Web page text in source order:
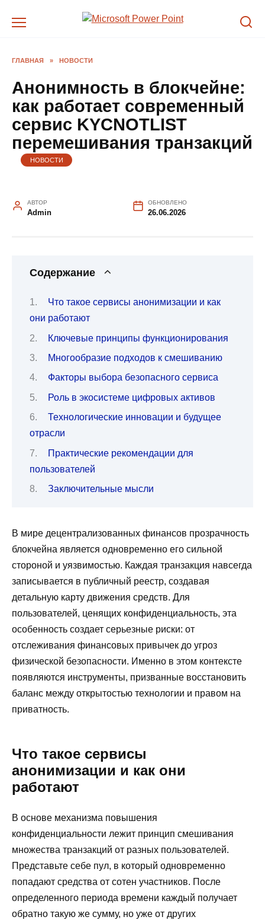
ГЛАВНАЯ » НОВОСТИ
Анонимность в блокчейне:
как работает современный
сервис KYCNOTLIST
перемешивания транзакций
НОВОСТИ
АВТОР
Admin
ОБНОВЛЕНО
26.06.2026
Содержание
Что такое сервисы анонимизации и как
они работают
Ключевые принципы функционирования
Многообразие подходов к смешиванию
Факторы выбора безопасного сервиса
Роль в экосистеме цифровых активов
Технологические инновации и будущее
отрасли
Практические рекомендации для
пользователей
Заключительные мысли
В мире децентрализованных финансов прозрачность
блокчейна является одновременно его сильной
стороной и уязвимостью. Каждая транзакция навсегда
записывается в публичный реестр, создавая
детальную карту движения средств. Для
пользователей, ценящих конфиденциальность, эта
особенность создает серьезные риски: от
отслеживания финансовых привычек до угроз
физической безопасности. Именно в этом контексте
появляются инструменты, призванные восстановить
баланс между открытостью технологии и правом на
приватность.
Что такое сервисы
анонимизации и как они
работают
В основе механизма повышения
конфиденциальности лежит принцип смешивания
множества транзакций от разных пользователей.
Представьте себе пул, в который одновременно
попадают средства от сотен участников. После
определенного периода времени каждый получает
обратно такую же сумму, но уже от других